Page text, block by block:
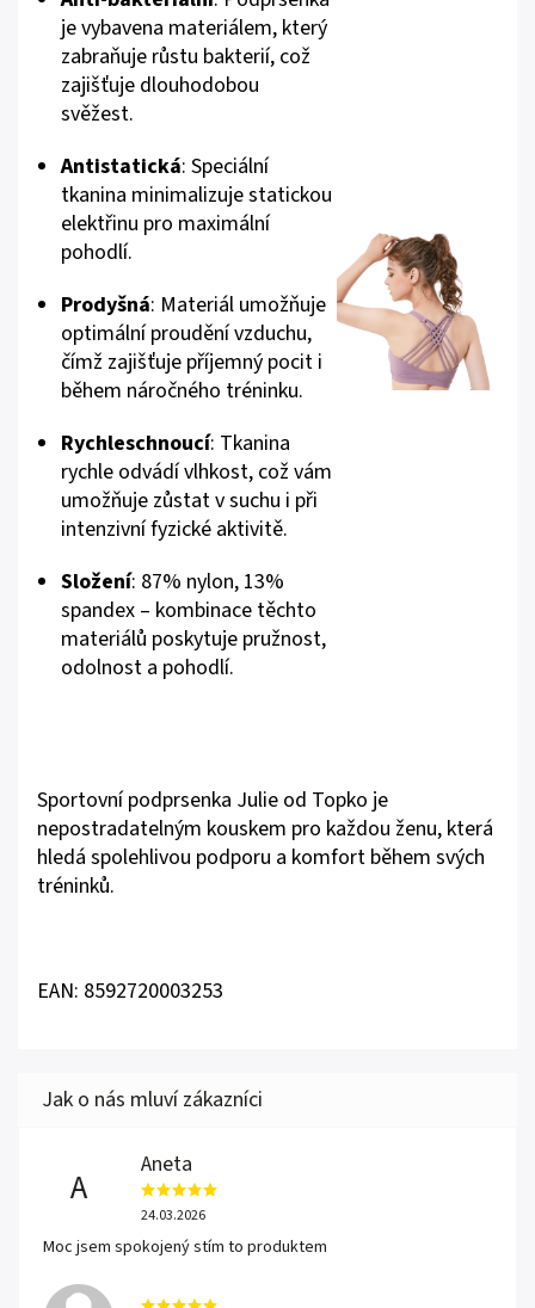
je vybavena materiálem, který
zabraňuje růstu bakterií, což
zajišťuje dlouhodobou
svěžest.
Antistatická: Speciální
tkanina minimalizuje statickou
elektřinu pro maximální
pohodlí.
Prodyšná: Materiál umožňuje
optimální proudění vzduchu,
čímž zajišťuje příjemný pocit i
během náročného tréninku.
Rychleschnoucí: Tkanina
rychle odvádí vlhkost, což vám
umožňuje zůstat v suchu i při
intenzivní fyzické aktivitě.
Složení: 87% nylon, 13%
spandex – kombinace těchto
materiálů poskytuje pružnost,
odolnost a pohodlí.
Sportovní podprsenka Julie od Topko je
nepostradatelným kouskem pro každou ženu, která
hledá spolehlivou podporu a komfort během svých
tréninků.
EAN: 8592720003253
A
Aneta
24.03.2026
Moc jsem spokojený stím to produktem